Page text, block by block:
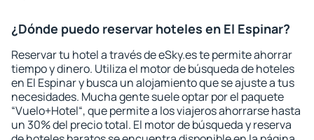
¿Dónde puedo reservar hoteles en El Espinar?
Reservar tu hotel a través de eSky.es te permite ahorrar
tiempo y dinero. Utiliza el motor de búsqueda de hoteles
en El Espinar y busca un alojamiento que se ajuste a tus
necesidades. Mucha gente suele optar por el paquete
“Vuelo+Hotel“, que permite a los viajeros ahorrarse hasta
un 30% del precio total. El motor de búsqueda y reserva